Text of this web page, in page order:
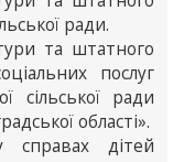
ради.
та штатного
послуг
сільської ради
області».
дітей